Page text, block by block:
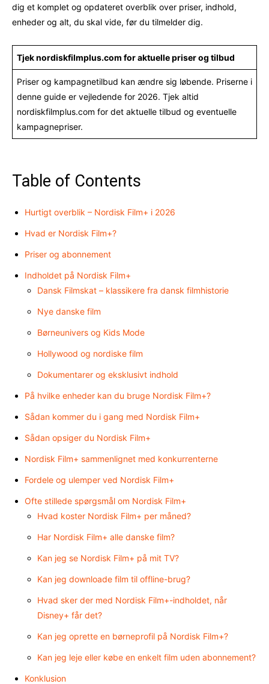
dig et komplet og opdateret overblik over priser, indhold,
enheder og alt, du skal vide, før du tilmelder dig.
Tjek nordiskfilmplus.com for aktuelle priser og tilbud
Priser og kampagnetilbud kan ændre sig løbende. Priserne i
denne guide er vejledende for 2026. Tjek altid
nordiskfilmplus.com for det aktuelle tilbud og eventuelle
kampagnepriser.
Table of Contents
Hurtigt overblik – Nordisk Film+ i 2026
Hvad er Nordisk Film+?
Priser og abonnement
Indholdet på Nordisk Film+
Dansk Filmskat – klassikere fra dansk filmhistorie
Nye danske film
Børneunivers og Kids Mode
Hollywood og nordiske film
Dokumentarer og eksklusivt indhold
På hvilke enheder kan du bruge Nordisk Film+?
Sådan kommer du i gang med Nordisk Film+
Sådan opsiger du Nordisk Film+
Nordisk Film+ sammenlignet med konkurrenterne
Fordele og ulemper ved Nordisk Film+
Ofte stillede spørgsmål om Nordisk Film+
Hvad koster Nordisk Film+ per måned?
Har Nordisk Film+ alle danske film?
Kan jeg se Nordisk Film+ på mit TV?
Kan jeg downloade film til offline-brug?
Hvad sker der med Nordisk Film+-indholdet, når
Disney+ får det?
Kan jeg oprette en børneprofil på Nordisk Film+?
Kan jeg leje eller købe en enkelt film uden abonnement?
Konklusion